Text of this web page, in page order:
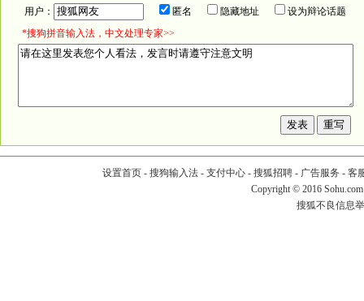
用户： 匿名 隐藏地址
设为辩论话题
*搜狗拼音输入法，中文处理专家>>
设置首页- 搜狗输入法- 支付中心- 搜狐招聘- 广告服务 - 客
Copyright © 2016
搜狐不良信息